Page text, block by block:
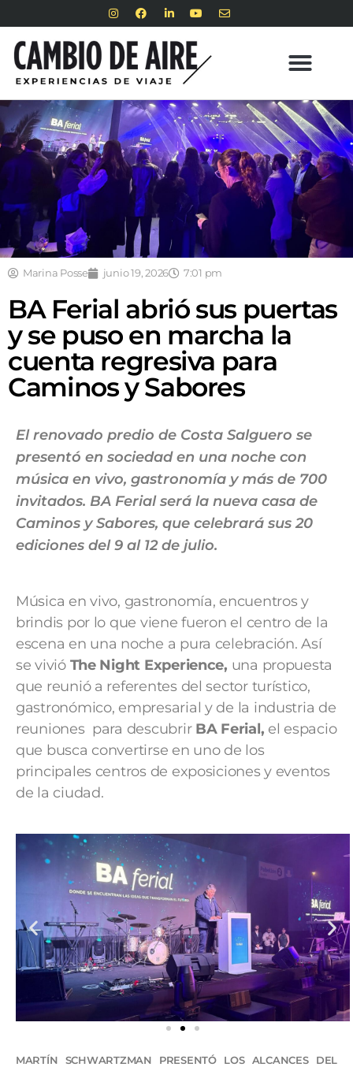
Marina Posse junio 19, 2026 7:01 pm
BA Ferial abrió sus puertas
y se puso en marcha la
cuenta regresiva para
Caminos y Sabores
El renovado predio de Costa Salguero se
presentó en sociedad en una noche con
música en vivo, gastronomía y más de 700
invitados. BA Ferial será la nueva casa de
Caminos y Sabores, que celebrará sus 20
ediciones del 9 al 12 de julio.
Música en vivo, gastronomía, encuentros y
brindis por lo que viene fueron el centro de la
escena en una noche a pura celebración. Así
se vivióThe Night Experience, una propuesta
que reunió a referentes del sector turístico,
gastronómico, empresarial y de la industria de
reuniones para descubrir BA Ferial, el espacio
que busca convertirse en uno de los
principales centros de exposiciones y eventos
de la ciudad.
MARTÍN SCHWARTZMAN PRESENTÓ LOS ALCANCES DEL